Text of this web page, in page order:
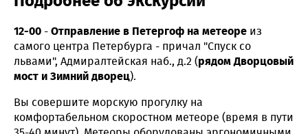
12-00 - Отправление в Петергоф на метеоре из
самого центра Петербурга - причал "Спуск со
львами", Адмиралтейская наб., д.2 (рядом Дворцовый
мост и Зимний дворец).
Вы совершите морскую прогулку на
комфортабельном скоростном метеоре (время в пути